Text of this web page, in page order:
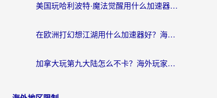
美国玩哈利波特·魔法觉醒用什么加速器？告别延迟的终极指南（含免费QQ炫舞方案+印尼妄想山海秘籍）
在欧洲打幻想江湖用什么加速器好？海外玩家国服游戏畅玩指南
加拿大玩第九大陆怎么不卡？海外玩家国服游戏加速全攻略（附足球世界萤火突击实测）